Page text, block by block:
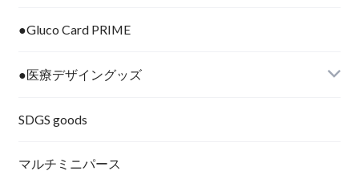
●Gluco Card PRIME
●医療デザイングッズ
SDGS goods
マルチミニパース